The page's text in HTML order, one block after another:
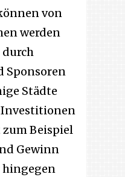
von
werden
durch
Sponsoren
Städte
Investitionen
zum Beispiel
Gewinn
hingegen